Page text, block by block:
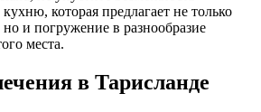
которая предлагает не только
и погружение в разнообразие
места.
в Тарисланде